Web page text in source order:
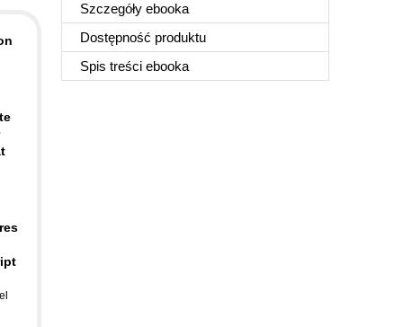
Szczegóły ebooka
Dostępność produktu
Spis treści ebooka